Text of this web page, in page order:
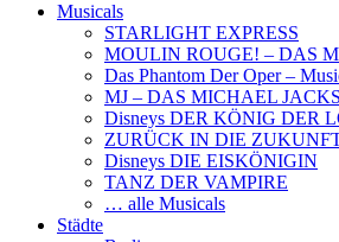
Musicals
STARLIGHT EXPRESS
MOULIN ROUGE! – DAS
Das Phantom Der Oper –
MJ – DAS MICHAEL
Disneys DER KÖNIG DER
ZURÜCK IN DIE ZUKUNFT
Disneys DIE EISKÖNIGIN
TANZ DER VAMPIRE
… alle Musicals
Städte